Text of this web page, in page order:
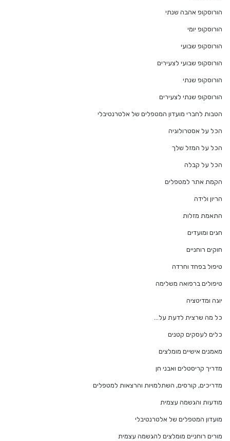
הורוסקופ אהבה שנתי
הורוסקופ יומי
הורוסקופ שבועי
הורוסקופ שבועי לצעירים
הורוסקופ שנתי
הורוסקופ שנתי לצעירים
הטבות לחברי מועדון המטפלים של אלטרנטיבלי
הכל על אסטרולוגיה
הכל על המזל שלך
הכל על קבלה
הקמת אתר למטפלים
הריון ולידה
התאמת מזלות
חגים ומועדים
חוקים רוחניים
טיפול בפחד וחרדה
טיפולים ברפואה משלימה
יוגה ומדיטציה
כל מה שרצית לדעת על…
כלים לעסקים קטנים
מאמנים אישיים מומלצים
מדריך קריסטלים ואבני חן
מדריכים, קורסים, השתלמויות והרצאות למטפלים
מודעות והגשמה עצמית
מועדון המטפלים של אלטרנטיבלי
מורים רוחניים מומלצים להגשמה עצמית